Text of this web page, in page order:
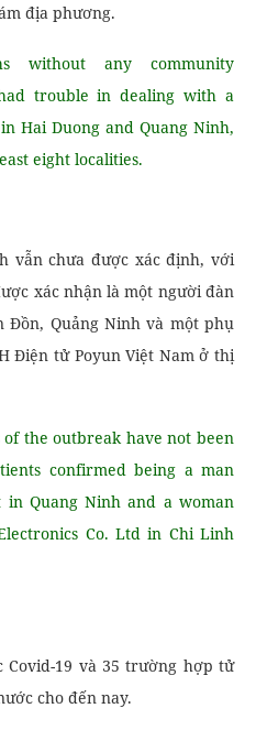
địa phương.
without any community
trouble in dealing with a
Hai Duong and Quang Ninh,
eight localities.
vẫn chưa được xác định, với
xác nhận là một người đàn
Đồn, Quảng Ninh và một phụ
Điện tử Poyun Việt Nam ở thị
of the outbreak have not been
confirmed being a man
Quang Ninh and a woman
Co. Ltd in Chi Linh
19 và 35 trường hợp tử
cho đến nay.